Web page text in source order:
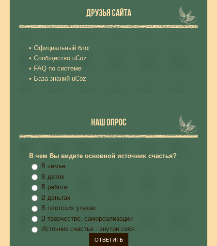
ДРУЗЬЯ САЙТА
Официальный блог
Сообщество uCoz
FAQ по системе
База знаний uCoz
НАШ ОПРОС
В чем Вы видите основной источник счастья?
В семье
В детях
В работе
В деньгах
В плотских утехах
В творчестве, самореализации
Источник счастья - внутри себя